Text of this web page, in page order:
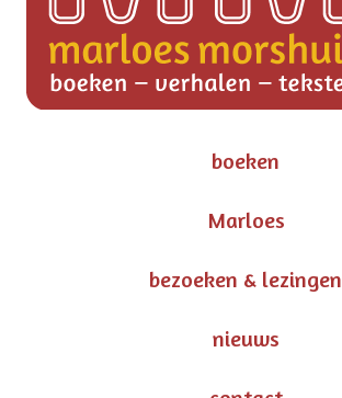
boeken
Marloes
bezoeken & lezingen
nieuws